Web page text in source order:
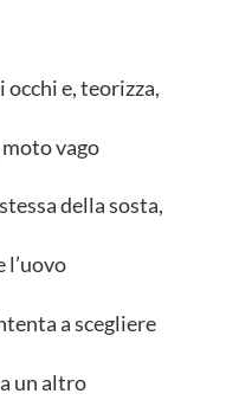
occhi e, teorizza,
vago
della sosta,
l’uovo
a scegliere
un altro